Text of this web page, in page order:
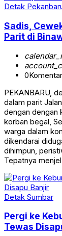
Detak
Sadis,
Parit di
0Komentar
PEKANBARU,
dalam parit
dengan dengan
korban begal,
warga dalam
dikendarai
dihimpun,
Tepatnya
Detak Sumbar
Pergi ke
Tewas